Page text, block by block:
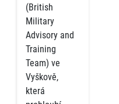
(British
Military
Advisory and
Training
Team) ve
Vyškově,
která